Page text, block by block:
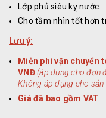
Lớp phủ siêu kỵ nước.
Cho tầm nhìn tốt hơn
Lưu ý:
Miễn phí vận chuyển
VNĐ (áp dụng cho đơn
Không áp dụng cho
Giá đã bao gồm VAT